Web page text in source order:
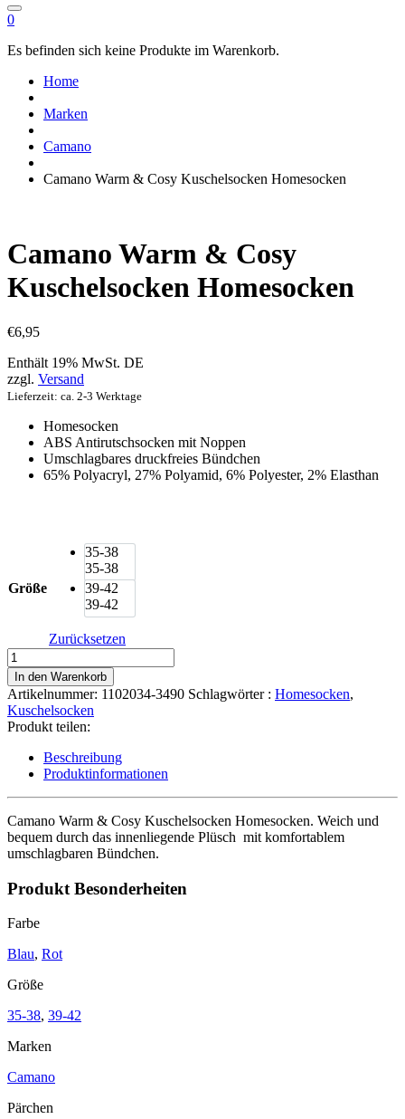
0
Es befinden sich keine Produkte im Warenkorb.
Home
Marken
Camano
Camano Warm & Cosy Kuschelsocken Homesocken
Camano Warm & Cosy
Kuschelsocken Homesocken
€6,95
Enthält 19% MwSt. DE
zzgl. Versand
Lieferzeit: ca. 2-3 Werktage
Homesocken
ABS Antirutschsocken mit Noppen
Umschlagbares druckfreies Bündchen
65% Polyacryl, 27% Polyamid, 6% Polyester, 2% Elasthan
Größe
35-38
35-38
39-42
39-42
Zurücksetzen
Camano
Warm
&
Cosy
Kuschelsocken
Homesocken
Menge
In den Warenkorb
Artikelnummer: 1102034-3490 Schlagwörter : Homesocken,
Kuschelsocken
Produkt teilen:
Beschreibung
Produktinformationen
Camano Warm & Cosy Kuschelsocken Homesocken. Weich und
bequem durch das innenliegende Plüsch mit komfortablem
umschlagbaren Bündchen.
Produkt Besonderheiten
Farbe
Blau, Rot
Größe
35-38, 39-42
Marken
Camano
Pärchen